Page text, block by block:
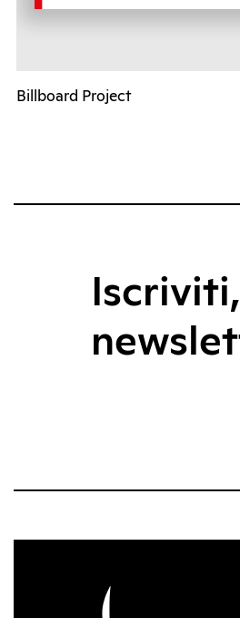
Billboard Project